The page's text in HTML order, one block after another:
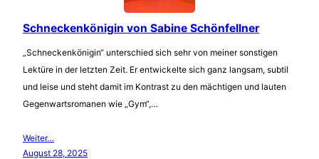
Schneckenkönigin von Sabine Schönfellner
„Schneckenkönigin“ unterschied sich sehr von meiner sonstigen
Lektüre in der letzten Zeit. Er entwickelte sich ganz langsam, subtil
und leise und steht damit im Kontrast zu den mächtigen und lauten
Gegenwartsromanen wie „Gym“,…
Weiter…
August 28, 2025